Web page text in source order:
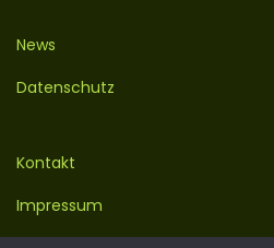
News
Datenschutz
Kontakt
Impressum